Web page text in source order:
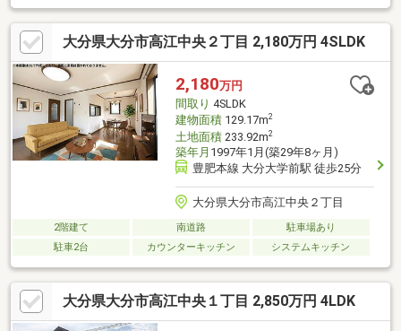
大分県大分市高江中央２丁目 2,180万円 4SLDK
2,180万円
間取り 4SLDK
建物面積129.17m2
土地面積233.92m2
築年月 1997年1月(築29年8ヶ月)
豊肥本線 大分大学前駅 徒歩25分
大分県大分市高江中央２丁目
2階建て 南道路
駐車場あり
駐車2台
カウンターキッチン システムキッチン
大分県大分市高江中央１丁目 2,850万円 4LDK